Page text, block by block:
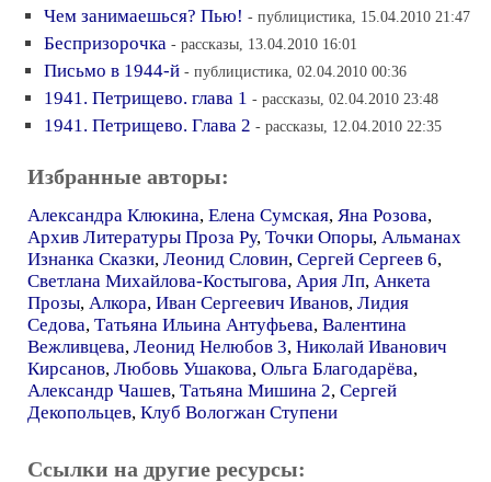
Чем занимаешься? Пью! - публицистика, 15.04.2010 21:47
Беспризорочка - рассказы, 13.04.2010 16:01
Письмо в 1944-й - публицистика, 02.04.2010 00:36
1941. Петрищево. глава 1 - рассказы, 02.04.2010 23:48
1941. Петрищево. Глава 2 - рассказы, 12.04.2010 22:35
Избранные авторы:
Александра Клюкина, Елена Сумская, Яна Розова,
Архив Литературы Проза Ру, Точки Опоры, Альманах
Изнанка Сказки, Леонид Словин, Сергей Сергеев 6,
Светлана Михайлова-Костыгова, Ария Лп, Анкета
Прозы, Алкора, Иван Сергеевич Иванов, Лидия
Седова, Татьяна Ильина Антуфьева, Валентина
Вежливцева, Леонид Нелюбов 3, Николай Иванович
Кирсанов, Любовь Ушакова, Ольга Благодарёва,
Александр Чашев, Татьяна Мишина 2, Сергей
Декопольцев, Клуб Вологжан Ступени
Ссылки на другие ресурсы: